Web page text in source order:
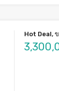
Hot Deal,